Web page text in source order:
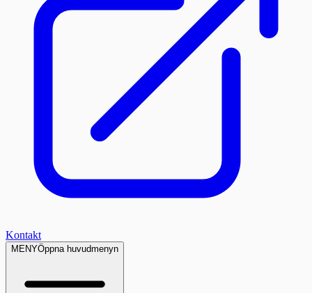
Kontakt
MENYÖppna huvudmenyn